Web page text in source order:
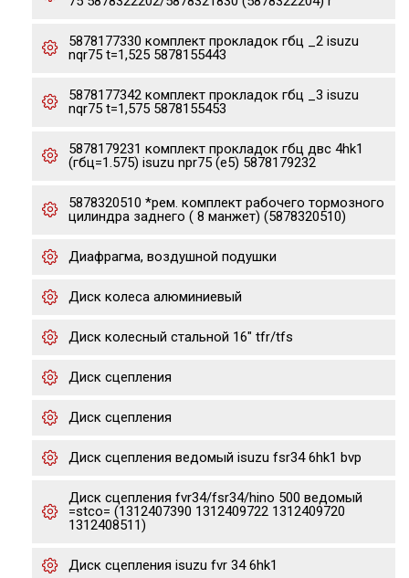
5878177330 комплект прокладок гбц _2 isuzu
nqr75 t=1,525 5878155443
5878177342 комплект прокладок гбц _3 isuzu
nqr75 t=1,575 5878155453
5878179231 комплект прокладок гбц двс 4hk1
(гбц=1.575) isuzu npr75 (e5) 5878179232
5878320510 *рем. комплект рабочего тормозного
цилиндра заднего ( 8 манжет) (5878320510)
Диафрагма, воздушной подушки
Диск колеса алюминиевый
Диск колесный стальной 16" tfr/tfs
Диск сцепления
Диск сцепления
Диск сцепления ведомый isuzu fsr34 6hk1 bvp
Диск сцепления fvr34/fsr34/hino 500 ведомый
=stco= (1312407390 1312409722 1312409720
1312408511)
Диск сцепления isuzu fvr 34 6hk1